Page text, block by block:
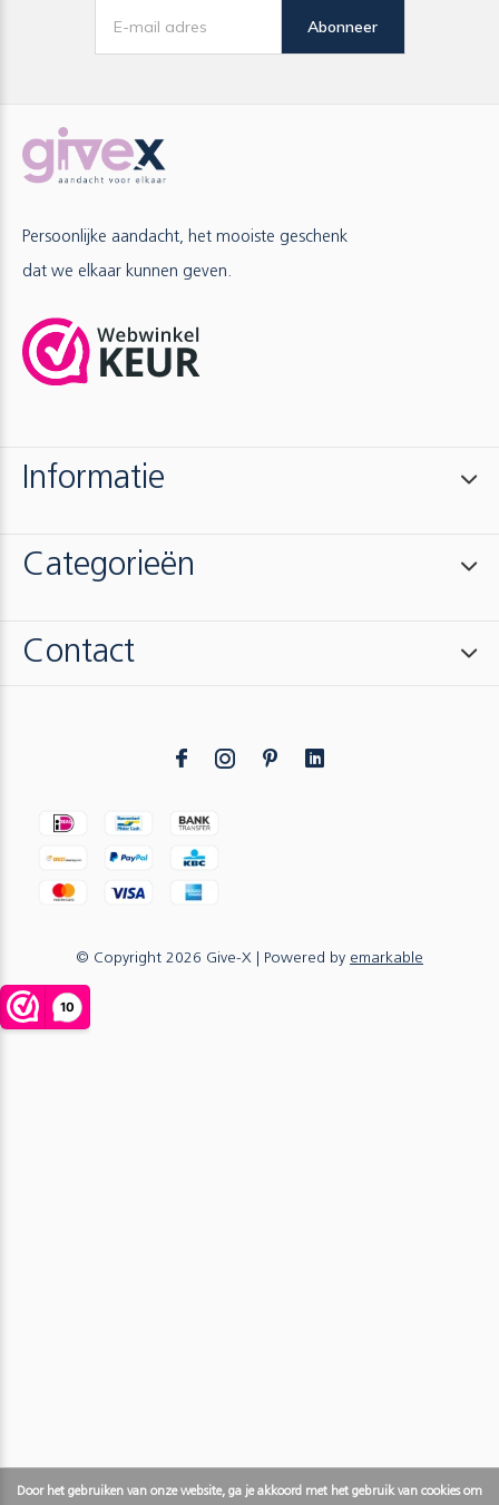
Abonneer
Persoonlijke aandacht, het mooiste geschenk
dat we elkaar kunnen geven.
Informatie
Categorieën
Contact
© Copyright 2026 Give-X | Powered by emarkable
Door het gebruiken van onze website, ga je akkoord met het gebruik van cookies om